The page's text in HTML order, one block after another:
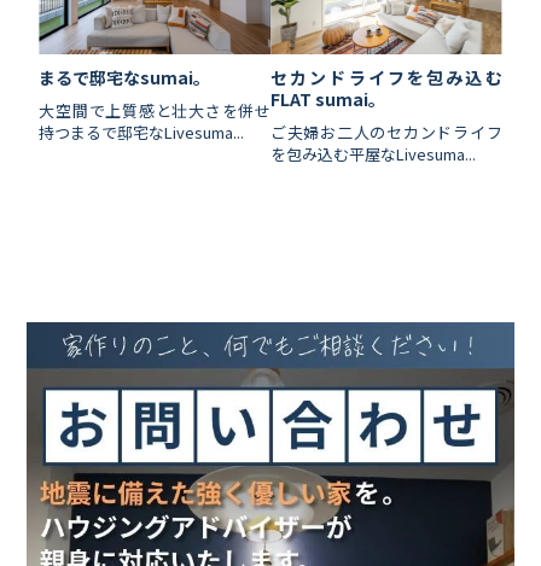
まるで邸宅なsumai。
大空間で上質感と壮大さを併せ
持つまるで邸宅なLivesuma...
セカンドライフを包み込む
FLAT sumai。
ご夫婦お二人のセカンドライフ
を包み込む平屋なLivesuma...